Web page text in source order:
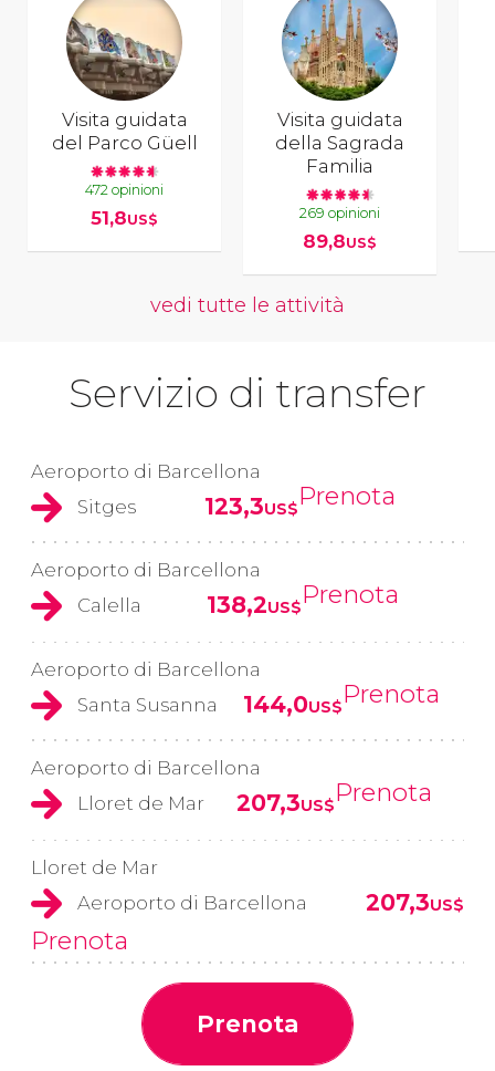
Visita guidata
del Parco Güell
472 opinioni
51,8US$
Visita guidata
della Sagrada
Familia
269 opinioni
89,8US$
vedi tutte le attività
Servizio di transfer
Aeroporto di Barcellona
Sitges
123,3US$Prenota
Aeroporto di Barcellona
Calella
138,2US$Prenota
Aeroporto di Barcellona
Santa Susanna
144,0US$Prenota
Aeroporto di Barcellona
Lloret de Mar
207,3US$Prenota
Lloret de Mar
Aeroporto di Barcellona
207,3US$
Prenota
Prenota